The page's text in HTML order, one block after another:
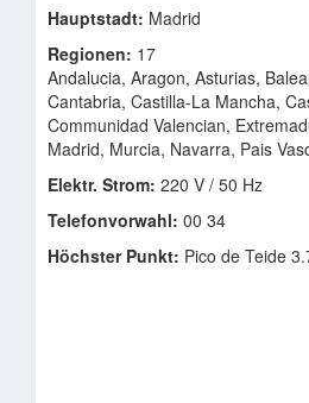
Hauptstadt: Madrid
Regionen: 17
Andalucia, Aragon, Asturias,
Cantabria, Castilla-La Mancha,
Communidad Valencian,
Madrid, Murcia, Navarra, Pais
Elektr. Strom: 220 V / 50 Hz
Telefonvorwahl: 00 34
Höchster Punkt: Pico de Teide